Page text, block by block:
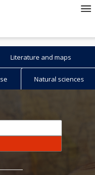
Literature and maps
Natural sciences